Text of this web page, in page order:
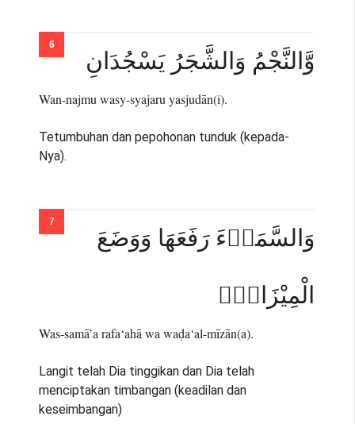
وَّالنَّجْمُ وَالشَّجَرُ يَسْجُدَانِ
Wan-najmu wasy-syajaru yasjudān(i).
Tetumbuhan dan pepohonan tunduk (kepada-
Nya).
وَالسَّمَاۤءَ رَفَعَهَا وَوَضَعَ
الْمِيْزَانَۙ
Was-samā’a rafa‘ahā wa waḍa‘al-mīzān(a).
Langit telah Dia tinggikan dan Dia telah
menciptakan timbangan (keadilan dan
keseimbangan)